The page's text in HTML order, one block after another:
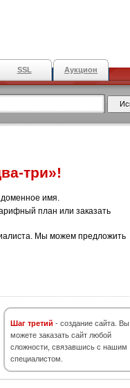
SSL Аукцион
три»!
имя.
план или заказать
Мы можем предложить
Шаг третий - создание сайта. Вы
можете заказать сайт любой
сложности, связавшись с нашим
специалистом.